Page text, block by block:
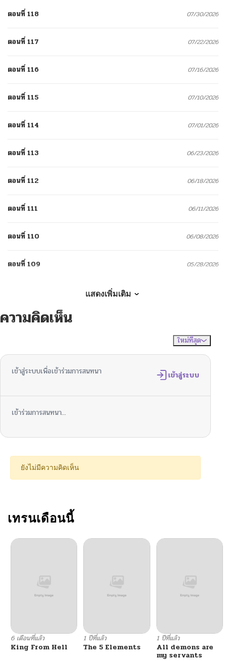
ตอนที่ 118 07/30/2026
ตอนที่ 117 07/22/2026
ตอนที่ 116 07/16/2026
ตอนที่ 115 07/10/2026
ตอนที่ 114 07/01/2026
ตอนที่ 113 06/23/2026
ตอนที่ 112 06/18/2026
ตอนที่ 111 06/11/2026
ตอนที่ 110 06/08/2026
ตอนที่ 109 05/28/2026
ตอนที่ 107
05/09/2026
ตอนที่ 105 05/03/2026
04/19/2026
ตอนที่ 102 04/18/2026
ตอนที่ 100
ตอนที่ 99
ตอนที่ 97 03/17/2026
ตอนที่ 96
ตอนที่ 95 03/06/2026
แสดงเพิ่มเติม
ความคิดเห็น
ใหม่ที่สุด
เข้าสู่ระบบเพื่อเข้าร่วมการสนทนา เข้าสู่ระบบ
เข้าร่วมการสนทนา...
ยังไม่มีความคิดเห็น
เทรนเดือนนี้
6 เดือนที่แล้ว
King From Hell
1 ปีที่แล้ว
The 5 Elements
1 ปีที่แล้ว
All demons are
my servants